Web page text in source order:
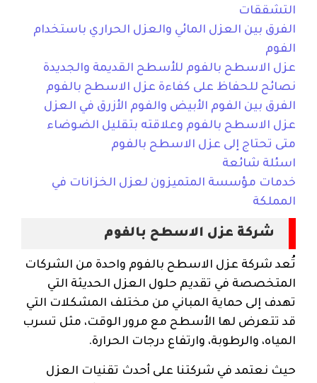
التشققات
الفرق بين العزل المائي والعزل الحراري باستخدام
الفوم
عزل الاسطح بالفوم للأسطح القديمة والجديدة
نصائح للحفاظ على كفاءة عزل الاسطح بالفوم
الفرق بين الفوم الأبيض والفوم الأزرق في العزل
عزل الاسطح بالفوم وعلاقته بتقليل الضوضاء
متى تحتاج إلى عزل الاسطح بالفوم
اسئلة شائعة
خدمات مؤسسة المتميزون لعزل الخزانات في
المملكة
شركة عزل الاسطح بالفوم
تُعد شركة عزل الاسطح بالفوم واحدة من الشركات
المتخصصة في تقديم حلول العزل الحديثة التي
تهدف إلى حماية المباني من مختلف المشكلات التي
قد تتعرض لها الأسطح مع مرور الوقت، مثل تسرب
المياه، والرطوبة، وارتفاع درجات الحرارة.
حيث نعتمد في شركتنا على أحدث تقنيات العزل